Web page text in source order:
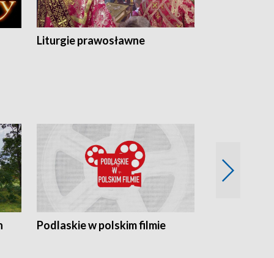
Liturgie prawosławne
Podlaskie w polskim filmie